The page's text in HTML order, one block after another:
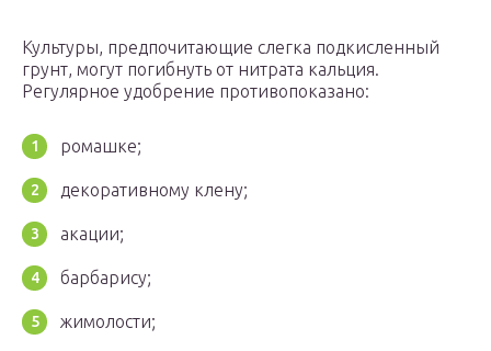
Культуры, предпочитающие слегка подкисленный
грунт, могут погибнуть от нитрата кальция.
Регулярное удобрение противопоказано:
ромашке;
декоративному клену;
акации;
барбарису;
жимолости;